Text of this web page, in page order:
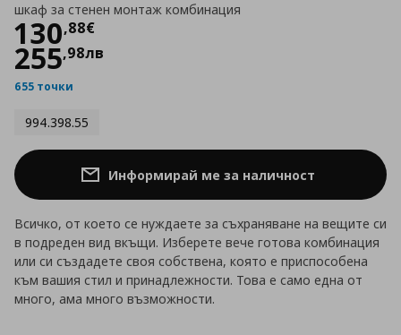
шкаф за стенен монтаж комбинация
130,88€
Цена
255,98лв
655 точки
994.398.55
Информирай ме за наличност
Всичко, от което се нуждаете за съхраняване на вещите си
в подреден вид вкъщи. Изберете вече готова комбинация
или си създадете своя собствена, която е приспособена
към вашия стил и принадлежности. Това е само една от
много, ама много възможности.